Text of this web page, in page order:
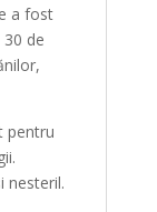
a fost
de
pentru
nesteril.